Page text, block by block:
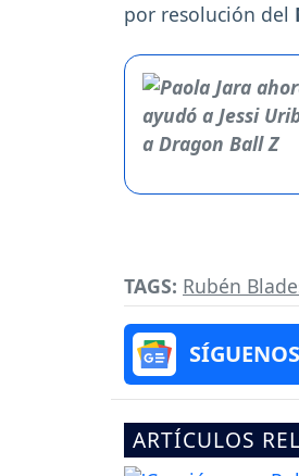
por resolución del
TAGS: Rubén
ARTÍCULOS